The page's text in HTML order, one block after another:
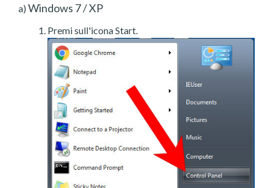
a) Windows 7 / XP
Premi sull'icona Start.